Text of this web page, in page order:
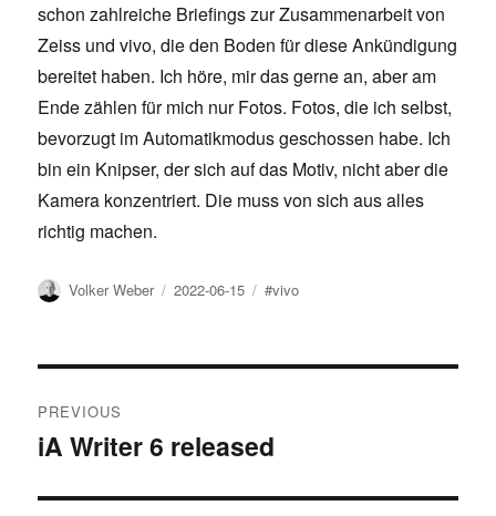
schon zahlreiche Briefings zur Zusammenarbeit von
Zeiss und vivo, die den Boden für diese Ankündigung
bereitet haben. Ich höre, mir das gerne an, aber am
Ende zählen für mich nur Fotos. Fotos, die ich selbst,
bevorzugt im Automatikmodus geschossen habe. Ich
bin ein Knipser, der sich auf das Motiv, nicht aber die
Kamera konzentriert. Die muss von sich aus alles
richtig machen.
Author
Volker Weber
Posted
2022-06-15 Tags
#vivo
navigation
PREVIOUS
Previous
iA Writer 6 released